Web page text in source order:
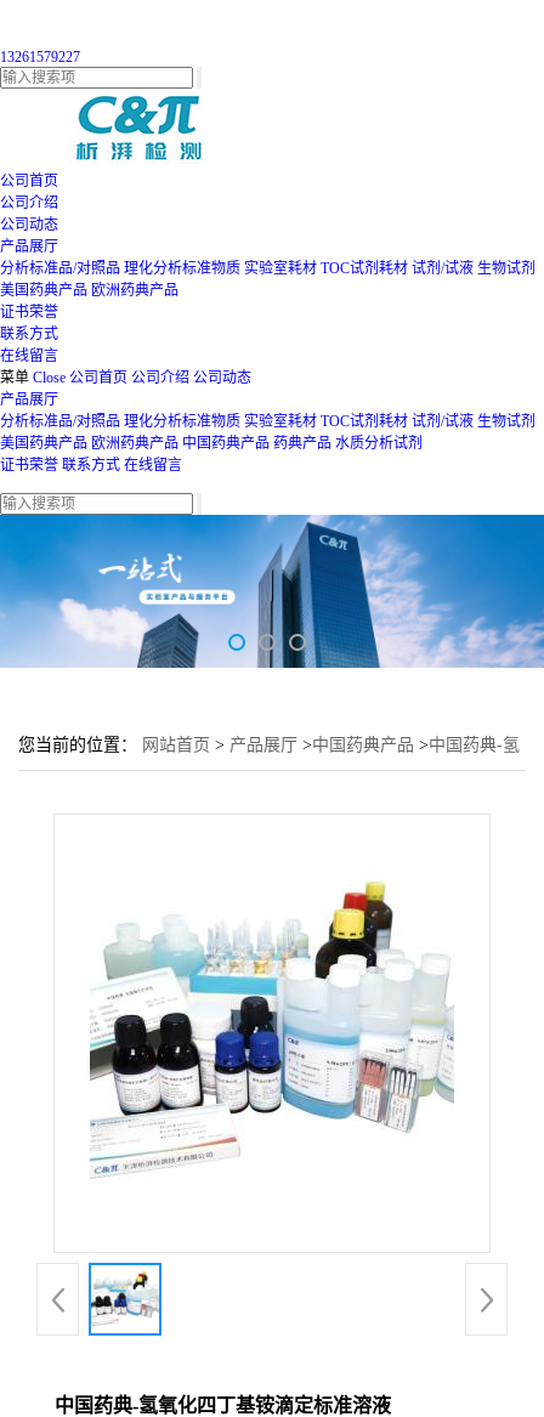
13261579227
公司首页
公司介绍
公司动态
产品展厅
分析标准品/对照品 理化分析标准物质 实验室耗材 TOC试剂耗材 试剂/试液 生物试剂
美国药典产品 欧洲药典产品
证书荣誉
联系方式
在线留言
菜单 Close 公司首页 公司介绍 公司动态
产品展厅
分析标准品/对照品 理化分析标准物质 实验室耗材 TOC试剂耗材 试剂/试液 生物试剂
美国药典产品 欧洲药典产品 中国药典产品 药典产品 水质分析试剂
证书荣誉 联系方式 在线留言
您当前的位置： 网站首页 > 产品展厅 >中国药典产品 >中国药典-氢
中国药典-氢氧化四丁基铵滴定标准溶液